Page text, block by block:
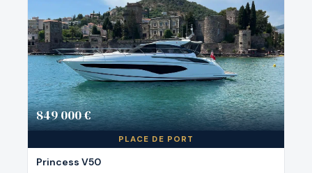
849 000 €
PLACE DE PORT
Princess V50